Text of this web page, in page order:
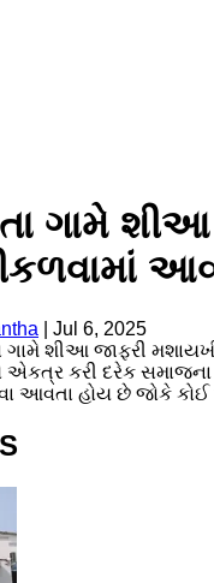
ગામે શીઆ
Jul 6, 2025
ગામે શીઆ જાફરી
એકત્ર કરી દરેક
આવતા હોય છે જોકે